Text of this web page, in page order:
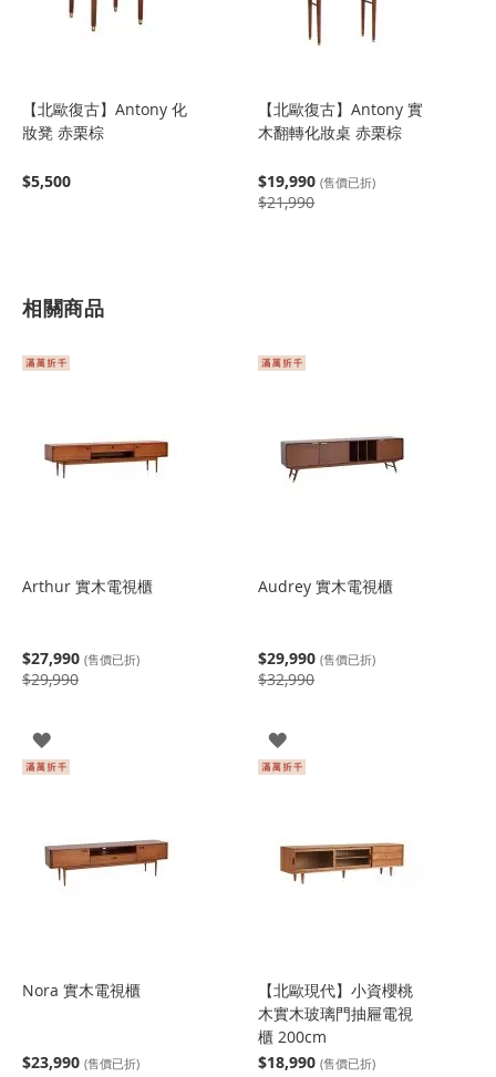
【北歐復古】Antony 化
妝凳 赤栗棕
$5,500
【北歐復古】Antony 實
木翻轉化妝桌 赤栗棕
$19,990 (售價已折)
$21,990
相關商品
Arthur 實木電視櫃
$27,990 (售價已折)
$29,990
登
入
Audrey 實木電視櫃
$29,990 (售價已折)
$32,990
登
入
Nora 實木電視櫃
$23,990 (售價已折)
【北歐現代】小資櫻桃
木實木玻璃門抽屜電視
櫃 200cm
$18,990 (售價已折)